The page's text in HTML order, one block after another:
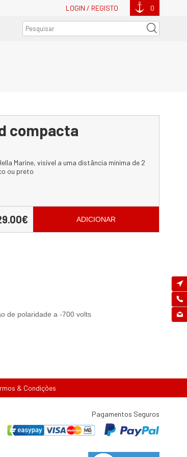
LOGIN / REGISTO 0
compacta
Marine, visível a uma distância mínima de 2
ou preto
ADICIONAR
de polaridade a -700 volts
& Condições
Pagamentos Seguros